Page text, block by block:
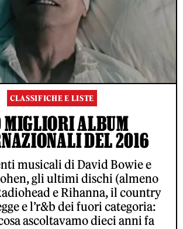
CLASSIFICHE E LISTE
ALBUM
DEL 2016
musicali di David Bowie e
gli ultimi dischi (almeno
e Rihanna, il country
e l’r&b dei fuori categoria:
ascoltavamo dieci anni fa